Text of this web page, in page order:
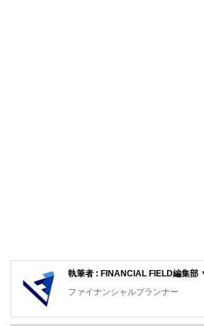
執筆者 : FINANCIAL FIELD編集部
ファイナンシャルプランナー
FinancialField編集部は、金融、経